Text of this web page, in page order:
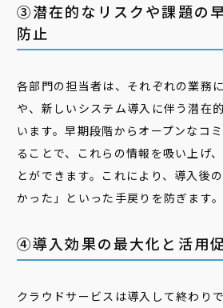
③潜在的なリスクや課題の
防止
各部門の担当者は、それぞれの業務
や、新しいシステム導入に伴う潜在
います。早期段階からオープンなコ
ることで、これらの情報を吸い上げ
とができます。これにより、導入後
かった」といった手戻りを防ぎます。
④導入効果の最大化と活用
クラウドサービスは導入して終わり